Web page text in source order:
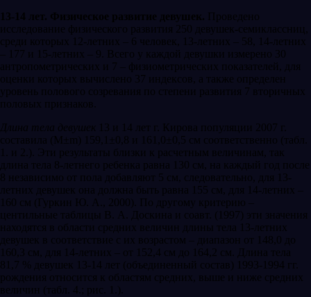
13-14 лет. Физическое развитие девушек. Проведено
исследование физического развития 250 девушек-семиклассниц,
среди которых 12-летних – 6 человек, 13-летних – 58, 14-летних
– 177 и 15-летних – 9. Всего у каждой девушки измерено 30
антропометрических и 7 – физиометрических показателей, для
оценки которых вычислено 37 индексов, а также определен
уровень полового созревания по степени развития 7 вторичных
половых признаков.
Длина тела девушек 13 и 14 лет г. Кирова популяции 2007 г.
составила (М±m) 159,1±0,8 и 161,0±0,5 см соответственно (табл.
1. и 2.). Эти результаты близки к расчетным величинам, так
длина тела 8-летнего ребенка равна 130 см, на каждый год после
8 независимо от пола добавляют 5 см, следовательно, для 13-
летних девушек она должна быть равна 155 см, для 14-летних –
160 см (Гуркин Ю. А., 2000). По другому критерию –
центильные таблицы В. А. Доскина и соавт. (1997) эти значения
находятся в области средних величин длины тела 13-летних
девушек в соответствие с их возрастом – диапазон от 148,0 до
160,3 см, для 14-летних – от 152,4 см до 164,2 см. Длина тела
81,7 % девушек 13-14 лет (объединенный состав) 1993-1994 гг.
рождения относится к областям средних, выше и ниже средних
величин (табл. 4.; рис. 1.).